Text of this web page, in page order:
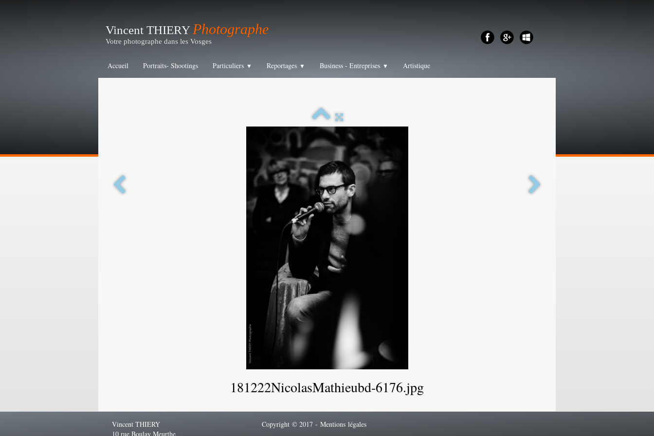
Vincent THIERY Photographe
Votre photographe dans les Vosges
Accueil Portraits- Shootings Particuliers ▼ Reportages ▼ Business - Entreprises ▼ Artistique
181222NicolasMathieubd-6176.jpg
Vincent THIERY
10 rue Boulay Meurthe
Copyright © 2017 -Mentions légales